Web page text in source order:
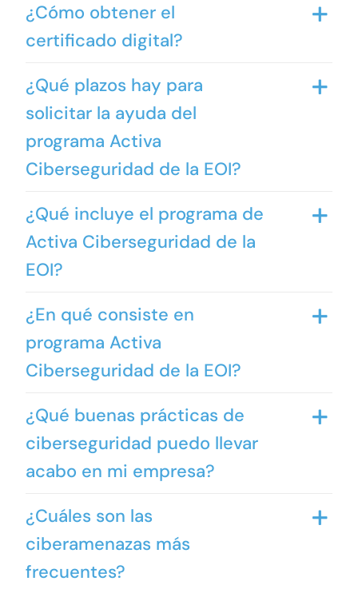
¿Cómo obtener el
certificado digital?
¿Qué plazos hay para
solicitar la ayuda del
programa Activa
Ciberseguridad de la EOI?
¿Qué incluye el programa de
Activa Ciberseguridad de la
EOI?
¿En qué consiste en
programa Activa
Ciberseguridad de la EOI?
¿Qué buenas prácticas de
ciberseguridad puedo llevar
acabo en mi empresa?
¿Cuáles son las
ciberamenazas más
frecuentes?